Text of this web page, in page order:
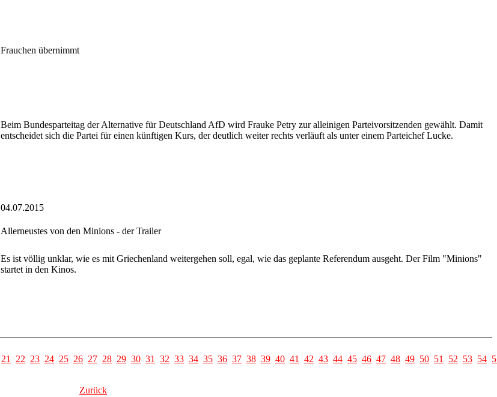
Frauchen übernimmt
Beim Bundesparteitag der Alternative für Deutschland AfD wird Frauke Petry zur alleinigen Parteivorsitzenden gewählt. Damit
entscheidet sich die Partei für einen künftigen Kurs, der deutlich weiter rechts verläuft als unter einem Parteichef Lucke.
04.07.2015
Allerneustes von den Minions - der Trailer
Es ist völlig unklar, wie es mit Griechenland weitergehen soll, egal, wie das geplante Referendum ausgeht. Der Film "Minions"
startet in den Kinos.
21 22 23 24 25 26 27 28 29 30 31 32 33 34 35 36 37 38 39 40 41 42 43 44 45 46 47 48 49 50 51 52 53 54
Zurück